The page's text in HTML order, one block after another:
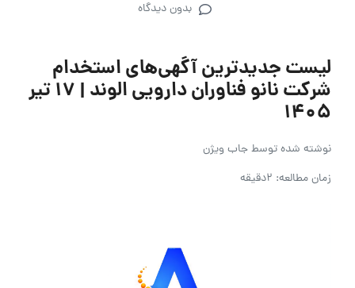
بدون دیدگاه
لیست جدیدترین آگهی‌های استخدام
شرکت نانو فناوران دارویی الوند | ۱۷ تیر
۱۴۰۵
نوشته شده توسطجاب ویژن
زمان مطالعه: 2دقیقه